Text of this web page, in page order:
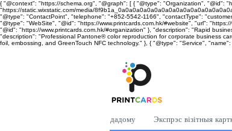
{ "@context": "https://schema.org", "@graph": [ { "@type": "Organization", "@id":
"https://static.wixstatic.com/media/
"@type": "ContactPoint", "telephone": "+852-5542-1166", "contactType":
"@type": "WebSite", "@id": "https://www.printcards.com.hk/#website", "url":
"@id": "https://www.printcards.com.hk/#organization" }, "description": "Rapid
"description": "Professional Pantone® color reproduction for corporate business
foil, embossing, and GreenTouch NFC technology." }, { "@type": "Service",
дадому Экспрэс візітныя